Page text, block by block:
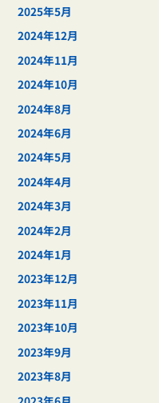
2025年5月
2024年12月
2024年11月
2024年10月
2024年8月
2024年6月
2024年5月
2024年4月
2024年3月
2024年2月
2024年1月
2023年12月
2023年11月
2023年10月
2023年9月
2023年8月